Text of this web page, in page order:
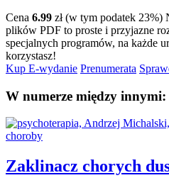
Cena 6.99 zł (w tym podatek 23%)
plików PDF to proste i przyjazne
specjalnych programów, na każde
korzystasz!
Kup E-wydanie Prenumerata
W numerze między innymi:
Zaklinacz chorych